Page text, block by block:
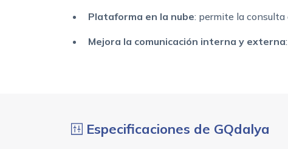
Plataforma en la nube: permite la
Mejora la comunicación interna y externa
Especificaciones de GQdalya